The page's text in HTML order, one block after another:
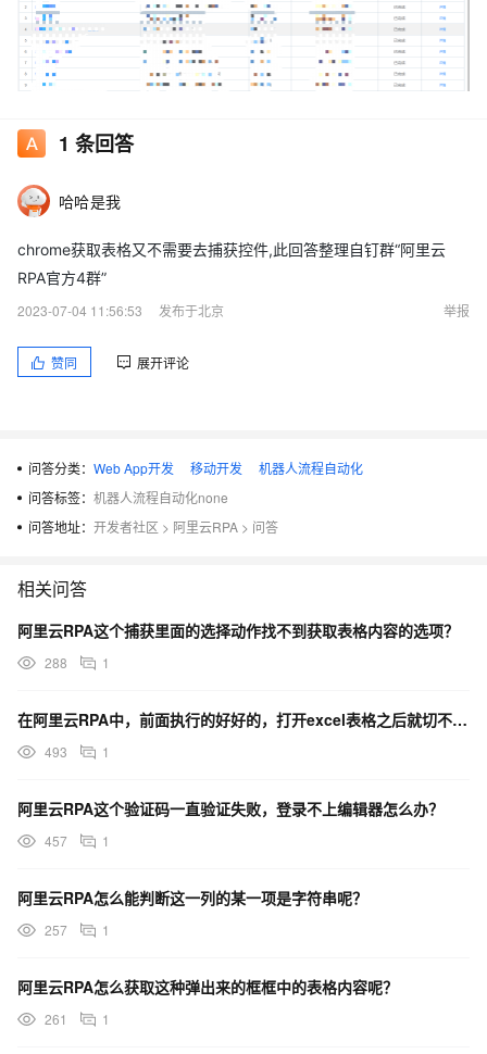
据？用的是 chrome 浏览器
1 条回答
哈哈是我
chrome获取表格又不需要去捕获控件,此回答整理自钉群“阿里云
RPA官方4群”
2023-07-04 11:56:53
发布于北京 举报
赞同 展开评论
问答分类： Web App开发 移动开发
机器人流程自动化
问答标签： 机器人流程自动化none
问答地址： 开发者社区 > 阿里云RPA > 问答
相关问答
阿里云RPA这个捕获里面的选择动作找不到获取表格内容的选项？
288 1
在阿里云RPA中，前面执行的好好的，打开excel表格之后就切不回去了，怎么办？
493 1
阿里云RPA这个验证码一直验证失败，登录不上编辑器怎么办？
457 1
阿里云RPA怎么能判断这一列的某一项是字符串呢？
257 1
阿里云RPA怎么获取这种弹出来的框框中的表格内容呢？
261 1